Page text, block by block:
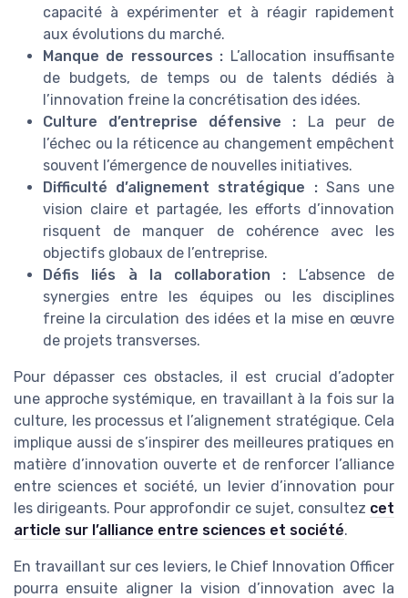
capacité à expérimenter et à réagir rapidement
aux évolutions du marché.
Manque de ressources : L’allocation insuffisante
de budgets, de temps ou de talents dédiés à
l’innovation freine la concrétisation des idées.
Culture d’entreprise défensive : La peur de
l’échec ou la réticence au changement empêchent
souvent l’émergence de nouvelles initiatives.
Difficulté d’alignement stratégique :Sans une
vision claire et partagée, les efforts d’innovation
risquent de manquer de cohérence avec les
objectifs globaux de l’entreprise.
Défis liés à la collaboration : L’absence de
synergies entre les équipes ou les disciplines
freine la circulation des idées et la mise en œuvre
de projets transverses.
Pour dépasser ces obstacles, il est crucial d’adopter
une approche systémique, en travaillant à la fois sur la
culture, les processus et l’alignement stratégique. Cela
implique aussi de s’inspirer des meilleures pratiques en
matière d’innovation ouverte et de renforcer l’alliance
entre sciences et société, un levier d’innovation pour
les dirigeants. Pour approfondir ce sujet, consultez cet
article sur l’alliance entre sciences et société.
En travaillant sur ces leviers, le Chief Innovation Officer
pourra ensuite aligner la vision d’innovation avec la